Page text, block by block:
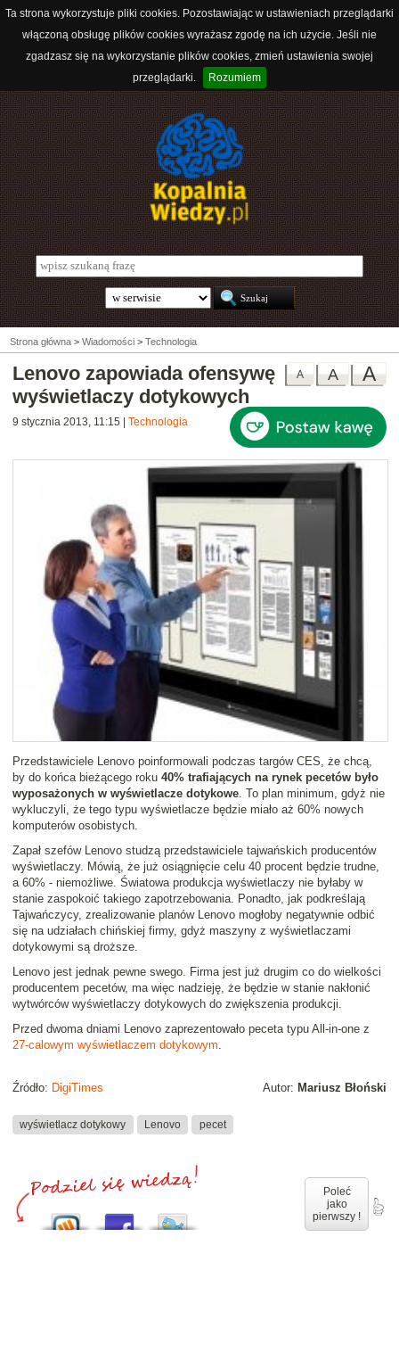
Ta strona wykorzystuje pliki cookies. Pozostawiając w ustawieniach przeglądarki
włączoną obsługę plików cookies wyrażasz zgodę na ich użycie. Jeśli nie
zgadzasz się na wykorzystanie plików cookies, zmień ustawienia swojej
przeglądarki.
Rozumiem
Strona główna > Wiadomości > Technologia
A
A
A
Lenovo zapowiada ofensywę
wyświetlaczy dotykowych
9 stycznia 2013, 11:15 Technologia
Przedstawiciele Lenovo poinformowali podczas targów CES, że chcą,
by do końca bieżącego roku 40% trafiających na rynek pecetów było
wyposażonych w wyświetlacze dotykowe. To plan minimum, gdyż nie
wykluczyli, że tego typu wyświetlacze będzie miało aż 60% nowych
komputerów osobistych.
Zapał szefów Lenovo studzą przedstawiciele tajwańskich producentów
wyświetlaczy. Mówią, że już osiągnięcie celu 40 procent będzie trudne,
a 60% - niemożliwe. Światowa produkcja wyświetlaczy nie byłaby w
stanie zaspokoić takiego zapotrzebowania. Ponadto, jak podkreślają
Tajwańczycy, zrealizowanie planów Lenovo mogłoby negatywnie odbić
się na udziałach chińskiej firmy, gdyż maszyny z wyświetlaczami
dotykowymi są droższe.
Lenovo jest jednak pewne swego. Firma jest już drugim co do wielkości
producentem pecetów, ma więc nadzieję, że będzie w stanie nakłonić
wytwórców wyświetlaczy dotykowych do zwiększenia produkcji.
Przed dwoma dniami Lenovo zaprezentowało peceta typu All-in-one z
27-calowym wyświetlaczem dotykowym.
Autor: Mariusz Błoński
Źródło: DigiTimes
wyświetlacz dotykowy Lenovo pecet
Poleć
jako
pierwszy !